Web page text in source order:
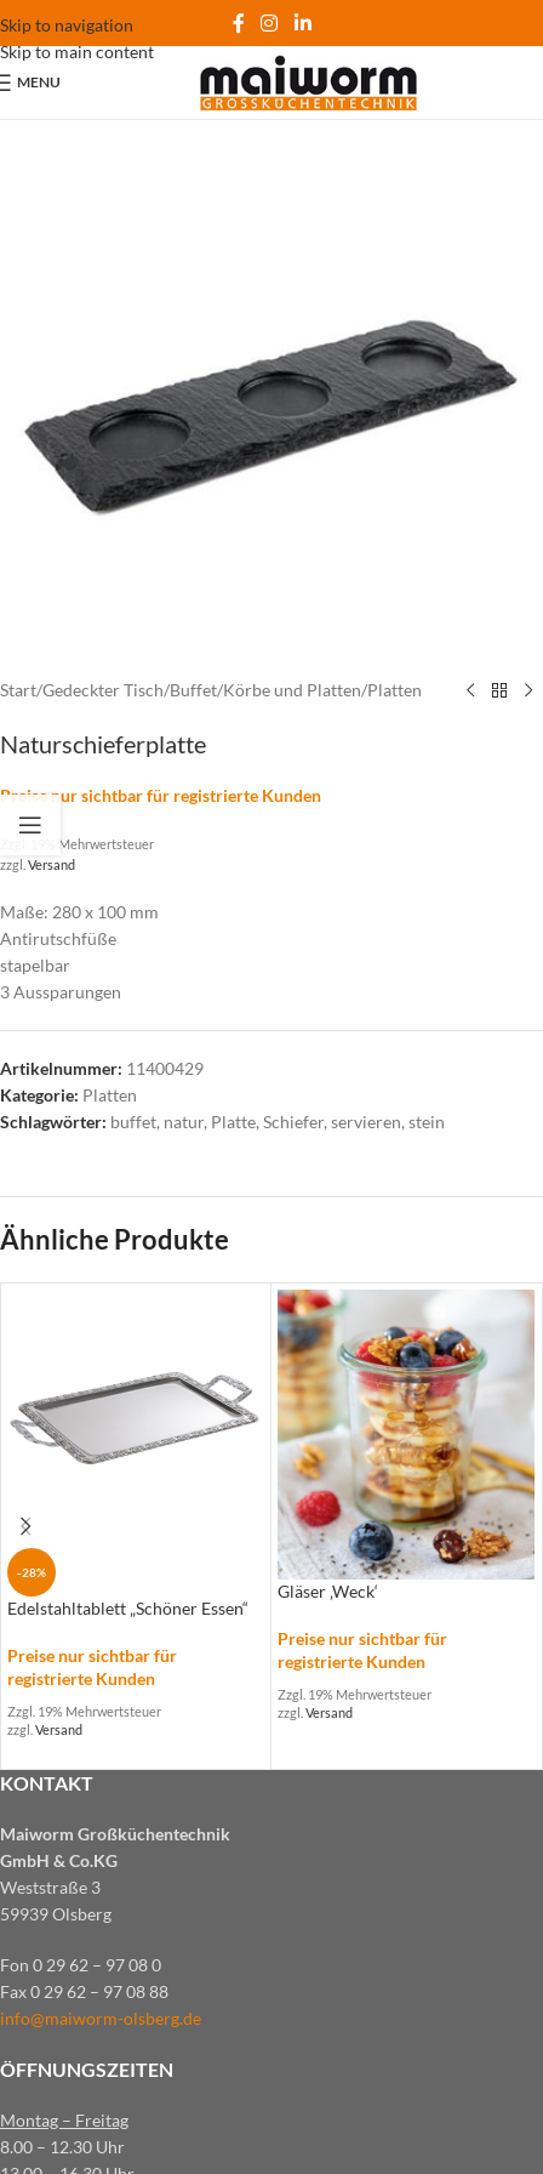
Skip to navigation
Skip to main content
MENU
Start/Gedeckter Tisch/Buffet/Körbe und Platten/Platten
Naturschieferplatte
Preise nur sichtbar für registrierte Kunden
Zzgl. 19% Mehrwertsteuer
zzgl. Versand
Maße: 280 x 100 mm
Antirutschfüße
stapelbar
3 Aussparungen
Artikelnummer: 11400429
Kategorie: Platten
Schlagwörter: buffet, natur, Platte, Schiefer, servieren, stein
Ähnliche Produkte
-28%
Edelstahltablett „Schöner Essen“
Preise nur sichtbar für
registrierte Kunden
Zzgl. 19% Mehrwertsteuer
zzgl. Versand
Gläser ‚Weck‘
Preise nur sichtbar für
registrierte Kunden
Zzgl. 19% Mehrwertsteuer
zzgl. Versand
KONTAKT
Maiworm Großküchentechnik
GmbH & Co.KG
Weststraße 3
59939 Olsberg
Fon 0 29 62 – 97 08 0
Fax 0 29 62 – 97 08 88
info@maiworm-olsberg.de
ÖFFNUNGSZEITEN
Montag – Freitag
8.00 – 12.30 Uhr